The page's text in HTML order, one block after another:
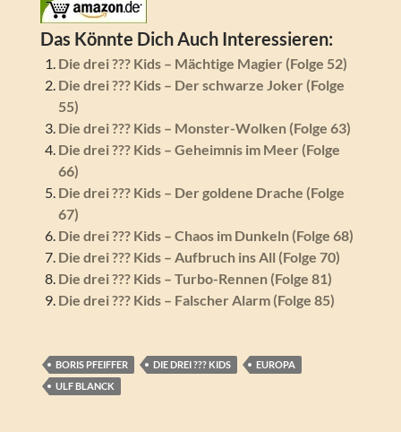
Das Könnte Dich Auch Interessieren:
Die drei ??? Kids – Mächtige Magier (Folge 52)
Die drei ??? Kids – Der schwarze Joker (Folge
55)
Die drei ??? Kids – Monster-Wolken (Folge 63)
Die drei ??? Kids – Geheimnis im Meer (Folge
66)
Die drei ??? Kids – Der goldene Drache (Folge
67)
Die drei ??? Kids – Chaos im Dunkeln (Folge 68)
Die drei ??? Kids – Aufbruch ins All (Folge 70)
Die drei ??? Kids – Turbo-Rennen (Folge 81)
Die drei ??? Kids – Falscher Alarm (Folge 85)
BORIS PFEIFFER DIE DREI ??? KIDS
EUROPA
ULF BLANCK